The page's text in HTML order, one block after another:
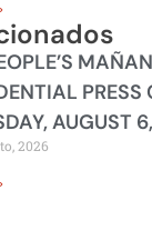
AUGUST
2026